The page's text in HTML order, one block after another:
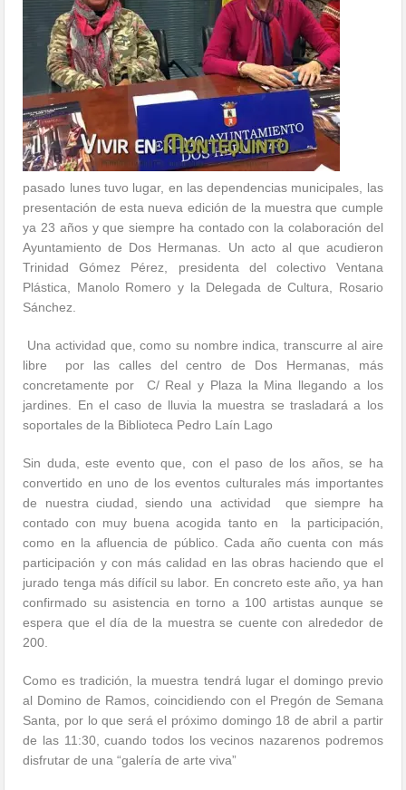
pasado lunes tuvo lugar, en las dependencias municipales, las
presentación de esta nueva edición de la muestra que cumple
ya 23 años y que siempre ha contado con la colaboración del
Ayuntamiento de Dos Hermanas. Un acto al que acudieron
Trinidad Gómez Pérez, presidenta del colectivo Ventana
Plástica, Manolo Romero y la Delegada de Cultura, Rosario
Sánchez.
Una actividad que, como su nombre indica, transcurre al aire
libre por las calles del centro de Dos Hermanas, más
concretamente por C/ Real y Plaza la Mina llegando a los
jardines. En el caso de lluvia la muestra se trasladará a los
soportales de la Biblioteca Pedro Laín Lago
Sin duda, este evento que, con el paso de los años, se ha
convertido en uno de los eventos culturales más importantes
de nuestra ciudad, siendo una actividad que siempre ha
contado con muy buena acogida tanto en la participación,
como en la afluencia de público. Cada año cuenta con más
participación y con más calidad en las obras haciendo que el
jurado tenga más difícil su labor. En concreto este año, ya han
confirmado su asistencia en torno a 100 artistas aunque se
espera que el día de la muestra se cuente con alrededor de
200.
Como es tradición, la muestra tendrá lugar el domingo previo
al Domino de Ramos, coincidiendo con el Pregón de Semana
Santa, por lo que será el próximo domingo 18 de abril a partir
de las 11:30, cuando todos los vecinos nazarenos podremos
disfrutar de una “galería de arte viva”